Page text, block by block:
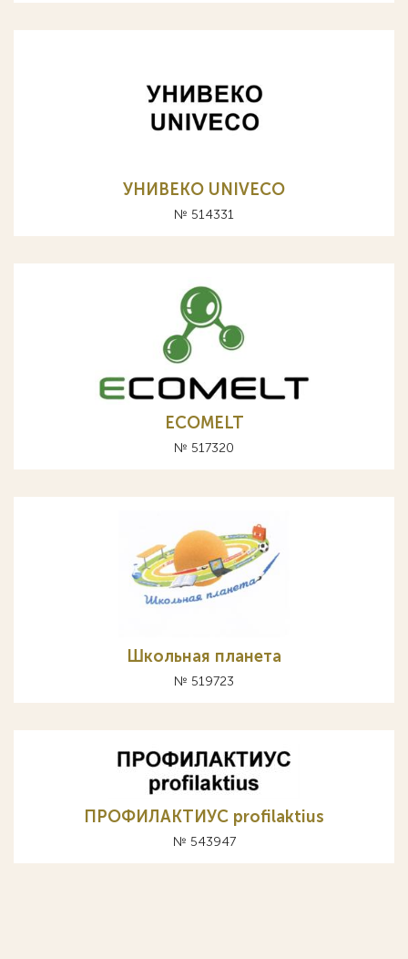
УНИВЕКО UNIVECO
№ 514331
ECOMELT
№ 517320
Школьная планета
№ 519723
ПРОФИЛАКТИУС profilaktius
№ 543947